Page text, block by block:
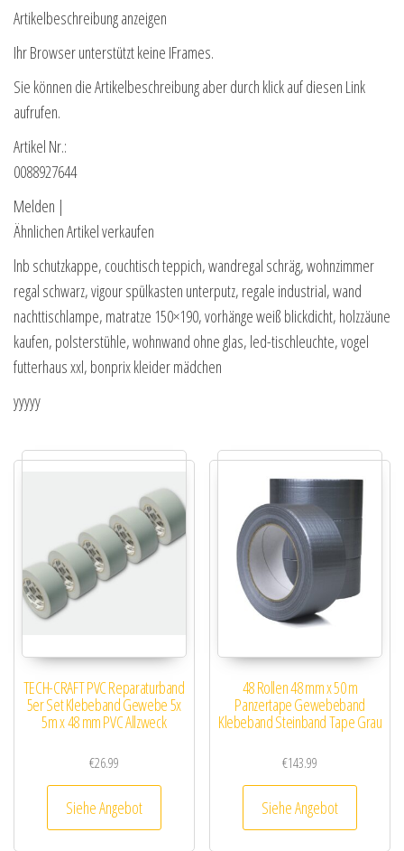
Artikelbeschreibung anzeigen
Ihr Browser unterstützt keine IFrames.
Sie können die Artikelbeschreibung aber durch klick auf diesen Link
aufrufen.
Artikel Nr.:
0088927644
Melden |
Ähnlichen Artikel verkaufen
lnb schutzkappe, couchtisch teppich, wandregal schräg, wohnzimmer
regal schwarz, vigour spülkasten unterputz, regale industrial, wand
nachttischlampe, matratze 150×190, vorhänge weiß blickdicht, holzzäune
kaufen, polsterstühle, wohnwand ohne glas, led-tischleuchte, vogel
futterhaus xxl, bonprix kleider mädchen
yyyyy
TECH-CRAFT PVC Reparaturband
5er Set Klebeband Gewebe 5x
5m x 48 mm PVC Allzweck
€26.99
Siehe Angebot
48 Rollen 48 mm x 50 m
Panzertape Gewebeband
Klebeband Steinband Tape Grau
€143.99
Siehe Angebot